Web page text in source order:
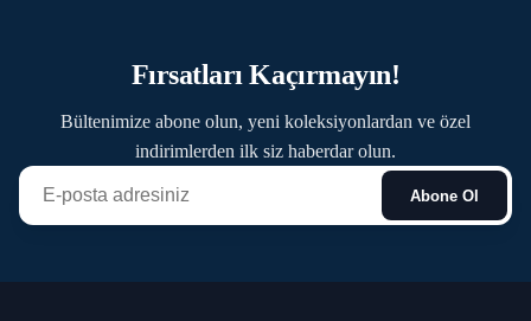
Fırsatları Kaçırmayın!
Bültenimize abone olun, yeni koleksiyonlardan ve özel
indirimlerden ilk siz haberdar olun.
Abone Ol